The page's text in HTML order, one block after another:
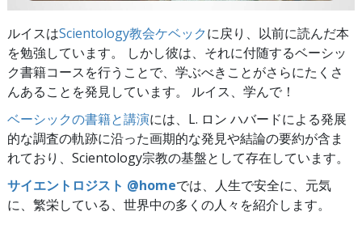
ルイスはScientology教会ケベックに戻り、以前に読んだ本
を勉強しています。 しかし彼は、それに付随するベーシッ
ク書籍コースを行うことで、学ぶべきことがさらにたくさ
んあることを発見しています。 ルイス、学んで！
ベーシックの書籍と講演には、L. ロン ハバードによる発展
的な調査の軌跡に沿った画期的な発見や結論の要約が含ま
れており、Scientology宗教の基盤として存在しています。
サイエントロジスト @homeでは、人生で安全に、元気
に、繁栄している、世界中の多くの人々を紹介します。